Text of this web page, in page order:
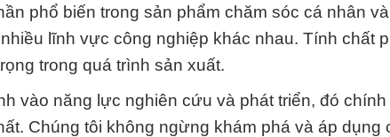
phổ biến trong sản phẩm chăm sóc cá nhân
lĩnh vực công nghiệp khác nhau. Tính chất
trong quá trình sản xuất.
vào năng lực nghiên cứu và phát triển, đó
Chúng tôi không ngừng khám phá và áp dụng